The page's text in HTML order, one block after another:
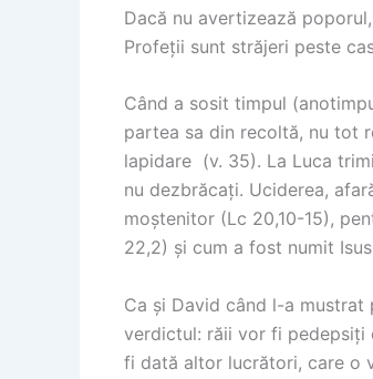
Dacă nu avertizează
Profeții sunt străjeri peste
Când a sosit timpul
partea sa din recoltă, nu tot
lapidare (v. 35). La Luca
nu dezbrăcați. Uciderea,
moștenitor (Lc 20,10-15),
22,2) și cum a fost numit
Ca și David când l-a mustrat
verdictul: răii vor fi pedepsiți
fi dată altor lucrători, care o